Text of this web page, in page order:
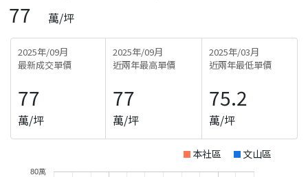
77 萬/坪
2025年/09月
最新成交單價
77
萬/坪
2025年/09月
近兩年最高單價
77
萬/坪
2025年/03月
近兩年最低單價
75.2
萬/坪
本社區 文山區
80萬